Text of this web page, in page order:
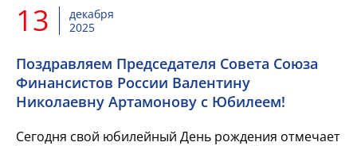
13
декабря
2025
Поздравляем Председателя Совета Союза
Финансистов России Валентину
Николаевну Артамонову с Юбилеем!
Сегодня свой юбилейный День рождения отмечает